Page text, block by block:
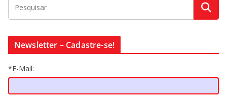
Newsletter – Cadastre-se!
*E-Mail: